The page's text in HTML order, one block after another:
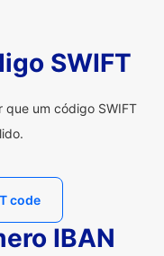
SWIFT
um código SWIFT
code
IBAN